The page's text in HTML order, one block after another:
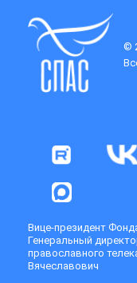
©
Вице-президент
Генеральный
православного
Вячеславович